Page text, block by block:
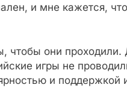
и мне кажется,
чтобы они
игры не
и